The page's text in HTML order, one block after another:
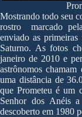
Mostrando todo seu
rostro marcado
enviado as
Saturno. As fotos
janeiro de 2010 e
astrônomos
uma distância de
que Prometeu é um
Senhor dos Anéis
descoberto em 1980